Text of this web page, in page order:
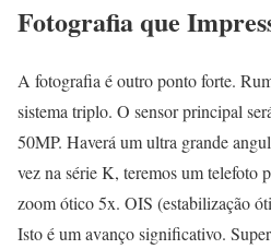
Fotografia que
A fotografia é outro ponto forte.
sistema triplo. O sensor principal
50MP. Haverá um ultra grande
vez na série K, teremos um telefoto
zoom ótico 5x. OIS (estabilização
Isto é um avanço significativo.